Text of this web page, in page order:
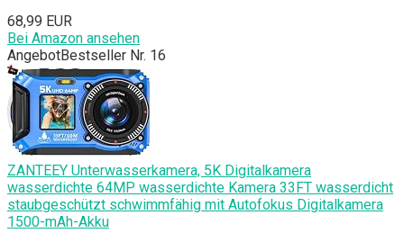
68,99 EUR
Bei Amazon ansehen
AngebotBestseller Nr. 16
ZANTEEY Unterwasserkamera, 5K Digitalkamera
wasserdichte 64MP wasserdichte Kamera 33FT wasserdicht
staubgeschützt schwimmfähig mit Autofokus Digitalkamera
1500-mAh-Akku